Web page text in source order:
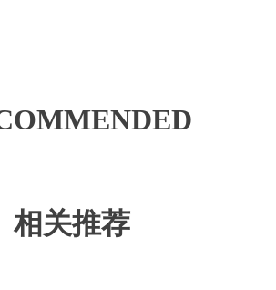
相关推荐